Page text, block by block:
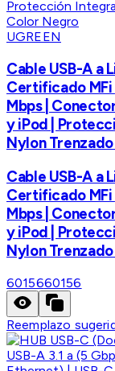
UGREEN
Cable USB-A a
Certificado MFi
Mbps |
y iPod |
Nylon
Cable USB-A a
Certificado MFi
Mbps |
y iPod |
Nylon
6015660156
Reemplazo